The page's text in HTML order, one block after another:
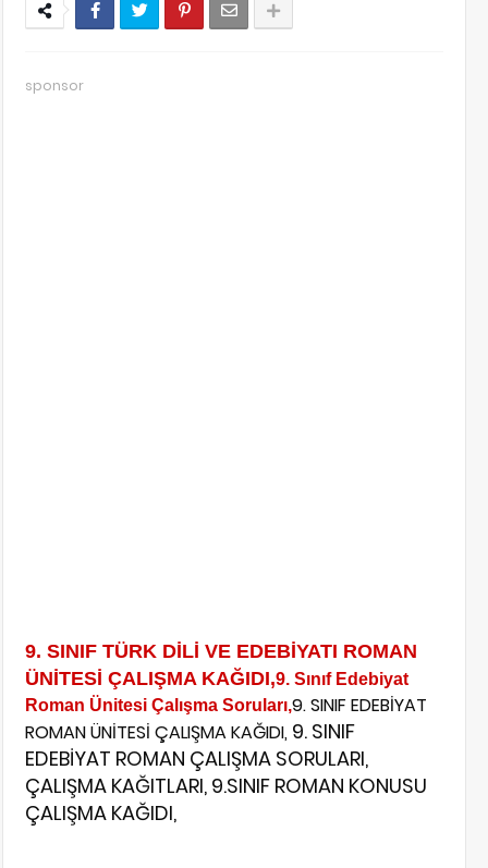
sponsor
9. SINIF TÜRK DİLİ VE EDEBİYATI ROMAN
ÜNİTESİ ÇALIŞMA KAĞIDI,9. Sınıf Edebiyat
Roman Ünitesi Çalışma Soruları,9. SINIF EDEBİYAT
ROMAN ÜNİTESİ ÇALIŞMA KAĞIDI, 9. SINIF
EDEBİYAT ROMAN ÇALIŞMA SORULARI,
ÇALIŞMA KAĞITLARI, 9.SINIF ROMAN KONUSU
ÇALIŞMA KAĞIDI,